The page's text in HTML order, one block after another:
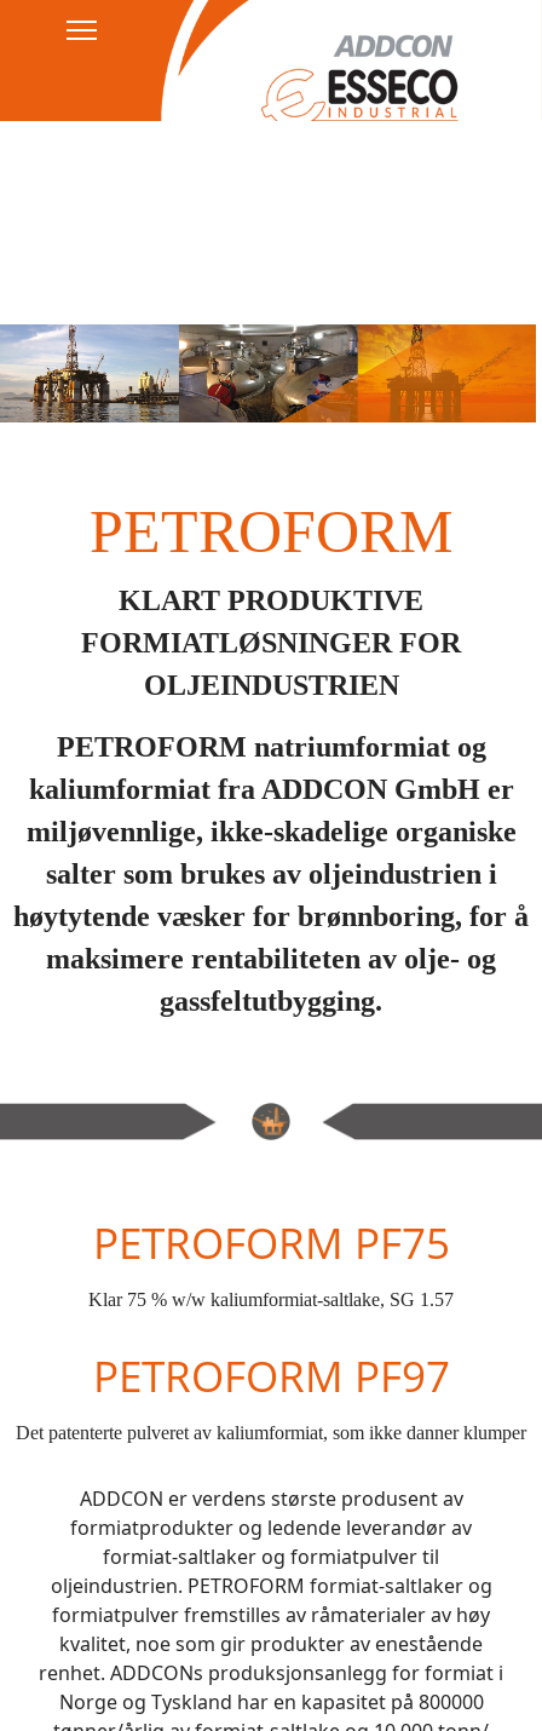
Personvernerklæring
AGB's
Juridisk merknad
PETROFORM
KLART PRODUKTIVE
FORMIATLØSNINGER FOR
OLJEINDUSTRIEN
PETROFORM natriumformiat og
kaliumformiat fra ADDCON GmbH er
miljøvennlige, ikke-skadelige organiske
salter som brukes av oljeindustrien i
høytytende væsker for brønnboring, for å
maksimere rentabiliteten av olje- og
gassfeltutbygging.
PETROFORM PF75
Klar 75 % w/w kaliumformiat-saltlake, SG 1.57
PETROFORM PF97
Det patenterte pulveret av kaliumformiat, som ikke danner klumper
ADDCON er verdens største produsent av
formiatprodukter og ledende leverandør av
formiat-saltlaker og formiatpulver til
oljeindustrien. PETROFORM formiat-saltlaker og
formiatpulver fremstilles av råmaterialer av høy
kvalitet, noe som gir produkter av enestående
renhet. ADDCONs produksjonsanlegg for formiat i
Norge og Tyskland har en kapasitet på 800000